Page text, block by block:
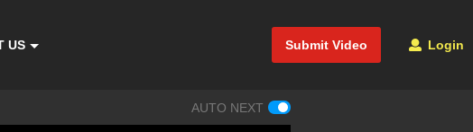
Submit Video Login
US
AUTO NEXT